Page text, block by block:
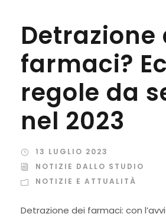
Detrazione
farmaci?
regole da
nel 2023
13 LUGLIO 2023
NOTIZIE DALLO STUDIO
NOTIZIE E ATTUALITÀ
Detrazione dei farmaci: con